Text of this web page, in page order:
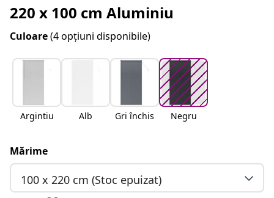
220 x 100 cm Aluminiu
Culoare(4 opțiuni disponibile)
Argintiu Alb Gri închis Negru
Mărime
100 x 220 cm (Stoc epuizat)